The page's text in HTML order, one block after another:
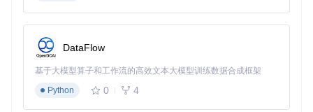
要。这款软件采用模块化设计，主要由以下核心组件构成：
壁纸渲染引擎
DirectShow框架 ：处理视频类壁纸的解码与播放
DataFlow
基于大模型算子和工作流的高效文本大模型训练数据合成框架
Python
0 4